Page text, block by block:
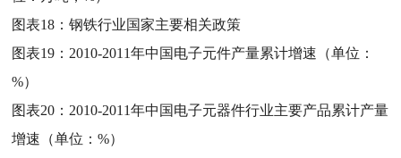
图表18：钢铁行业国家主要相关政策
图表19： 2010-2011年中国电子元件产量累计增速（单位：
%）
图表20： 2010-2011年中国电子元器件行业主要产品累计产量
增速（单位：%）